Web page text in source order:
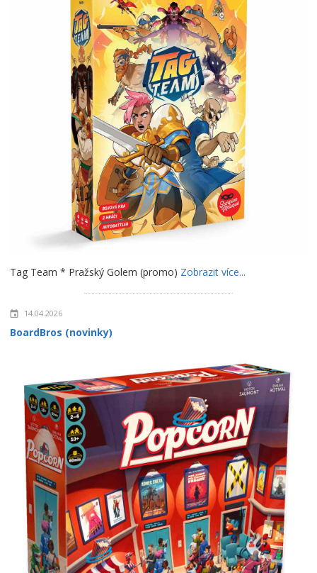
Tag Team * Pražský Golem (promo) Zobrazit více...
14.04.2026
BoardBros (novinky)